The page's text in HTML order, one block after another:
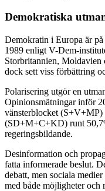
Demokratiska
Demokratin i Europa är
1989 enligt V-Dem-
Storbritannien, Moldavien
dock sett viss förbättring
Polarisering utgör en
Opinionsmätningar inför
vänsterblocket
(SD+M+C+KD) runt
regeringsbildande.
Desinformation och
fatta informerade beslut.
debatt, men sociala
med både möjligheter och